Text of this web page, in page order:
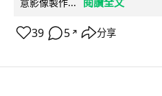
39 5 ↗ 分享